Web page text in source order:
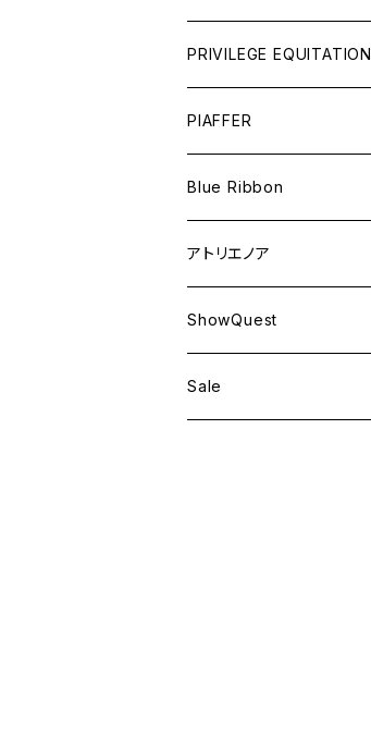
PRIVILEGE EQUITATION
PIAFFER
Blue Ribbon
アトリエノア
ShowQuest
Sale